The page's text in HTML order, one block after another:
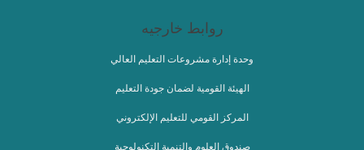
روابط خارجيه
وحدة إدارة مشروعات التعليم العالي
الهيئة القومية لضمان جودة التعليم
المركز القومي للتعليم الإلكتروني
صندوق العلوم والتنمية التكنولوجية